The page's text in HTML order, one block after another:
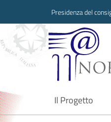
Presidenza del
Il Progetto
current